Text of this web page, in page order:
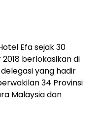
Efa sejak 30
berlokasikan di
yang hadir
34 Provinsi
Malaysia dan